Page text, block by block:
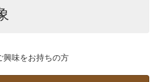
興味をお持ちの方